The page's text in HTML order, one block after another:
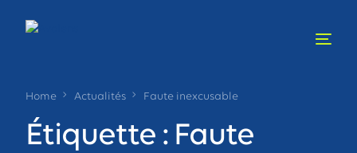
Home Actualités Faute inexcusable
Étiquette : Faute